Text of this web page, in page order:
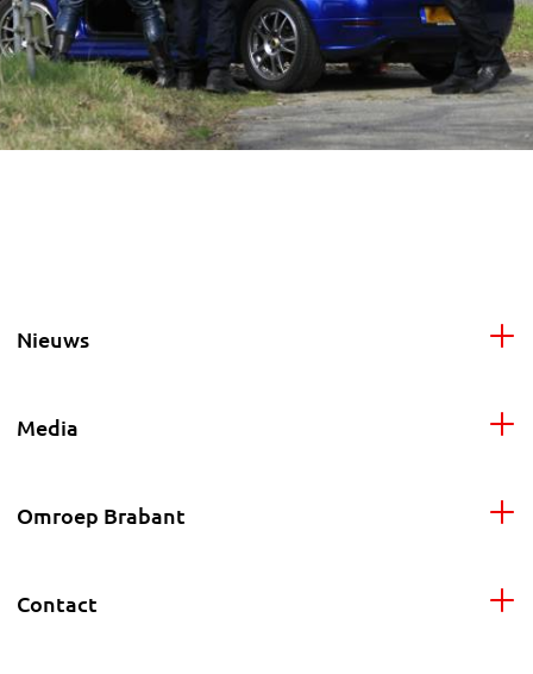
Nieuws
Media
Omroep Brabant
Contact